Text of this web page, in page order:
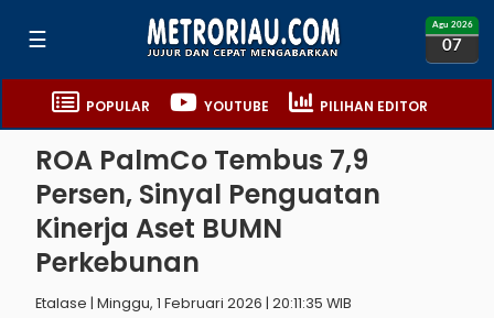
☰
Agu 2026
07
POPULAR YOUTUBE PILIHAN EDITOR
ROA PalmCo Tembus 7,9
Persen, Sinyal Penguatan
Kinerja Aset BUMN
Perkebunan
Etalase | Minggu, 1 Februari 2026 | 20:11:35 WIB